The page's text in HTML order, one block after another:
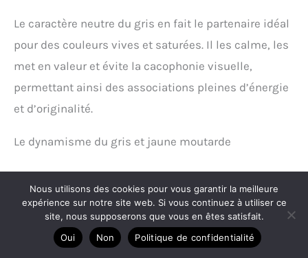
Le caractère neutre du gris en fait le partenaire idéal
pour des couleurs vives et saturées. Il les calme, les
met en valeur et évite la cacophonie visuelle,
permettant ainsi des associations pleines d’énergie
et d’originalité.
Le dynamisme du gris et jaune moutarde
Le contraste entre la sobriété du gris et la vivacité du
jaune moutarde est saisissant. Cette combinaison
pétillante et optimisteest parfaite pour réveiller un
intérieur. Le jaune s’utilise par touches pour ne pas
Nous utilisons des cookies pour vous garantir la meilleure
expérience sur notre site web. Si vous continuez à utiliser ce
site, nous supposerons que vous en êtes satisfait.
Oui
Non Politique de confidentialité